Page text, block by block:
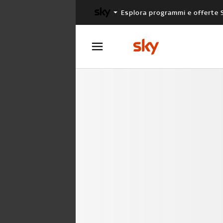
Esplora programmi e offerte